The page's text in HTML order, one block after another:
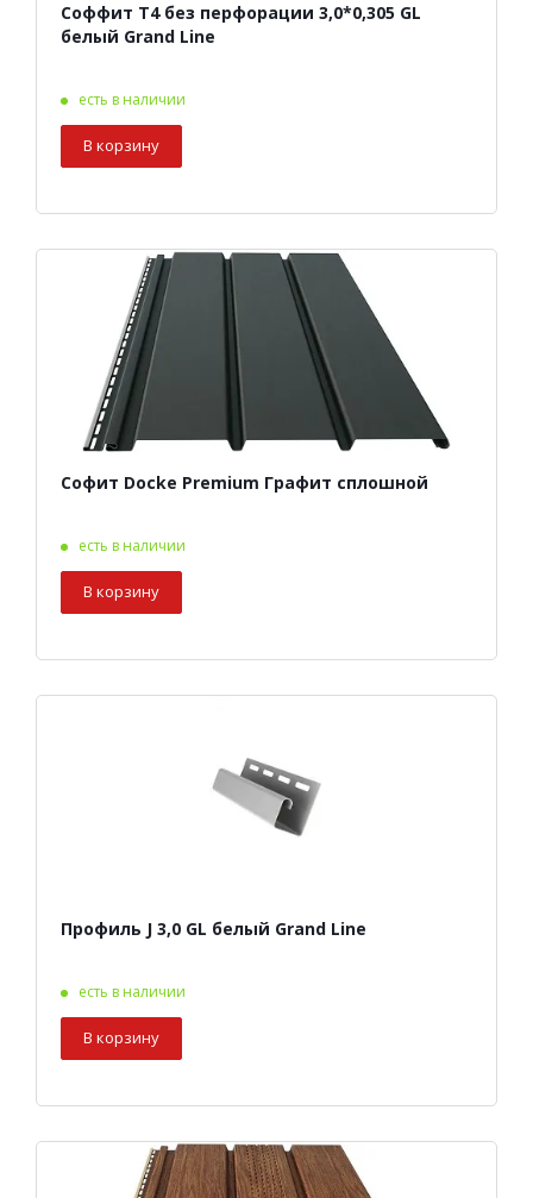
Соффит Т4 без перфорации 3,0*0,305 GL
белый Grand Line
есть в наличии
В корзину
Софит Docke Premium Графит сплошной
есть в наличии
В корзину
Профиль J 3,0 GL белый Grand Line
есть в наличии
В корзину